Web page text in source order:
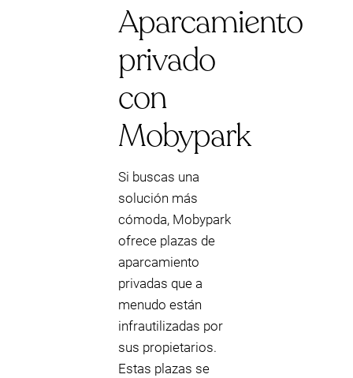
Aparcamiento
privado
con
Mobypark
Si buscas una
solución más
cómoda, Mobypark
ofrece plazas de
aparcamiento
privadas que a
menudo están
infrautilizadas por
sus propietarios.
Estas plazas se